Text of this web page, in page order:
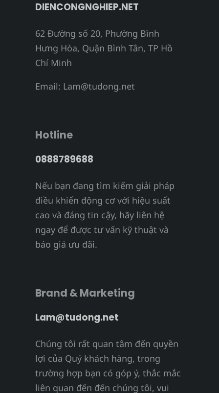
DIENCONGNGHIEP.NET
62 Đường số 20, Phường Bình
Hưng Hòa, Quận Bình Tân, TP Hồ
Chí Minh
Email: Lam@tudong.net
Hotline
0888789688
Nếu bạn đang tìm kiếm giải pháp
điều khiển động cơ với hiệu suất
cao và đáng tin cậy, hãy liên hệ
ngay để được tư vấn kỹ thuật và
báo giá ưu đãi.
Brand & Marketing
Lam@tudong.net
Chúng tôi rất quan tâm đến quyền
lợi của Quý khách hàng, trong
trường hợp bạn có góp ý, thắc mắc
liên quan đến đến chúng tôi, vui